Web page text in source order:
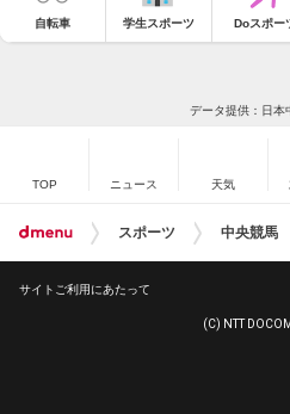
自転車 学生スポーツ Doスポー
データ提供：日本
TOP ニュース 天気
スポーツ 中央競馬
サイトご利用にあたって
(C) NTT